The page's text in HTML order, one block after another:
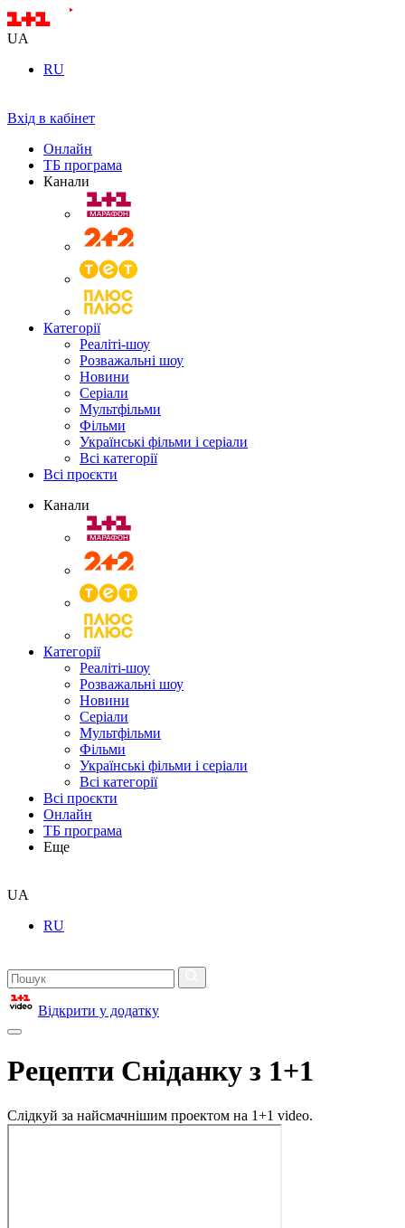
UA
RU
Вхід в кабінет
Онлайн
ТБ програма
Канали
Категорії
Реаліті-шоу
Розважальні шоу
Новини
Серіали
Мультфільми
Фільми
Українські фільми і серіали
Всі категорії
Всі проєкти
Канали
Категорії
Реаліті-шоу
Розважальні шоу
Новини
Серіали
Мультфільми
Фільми
Українські фільми і серіали
Всі категорії
Всі проєкти
Онлайн
ТБ програма
Еще
UA
RU
Відкрити у додатку
Рецепти Сніданку з 1+1
Слідкуй за найсмачнішим проектом на 1+1 video.